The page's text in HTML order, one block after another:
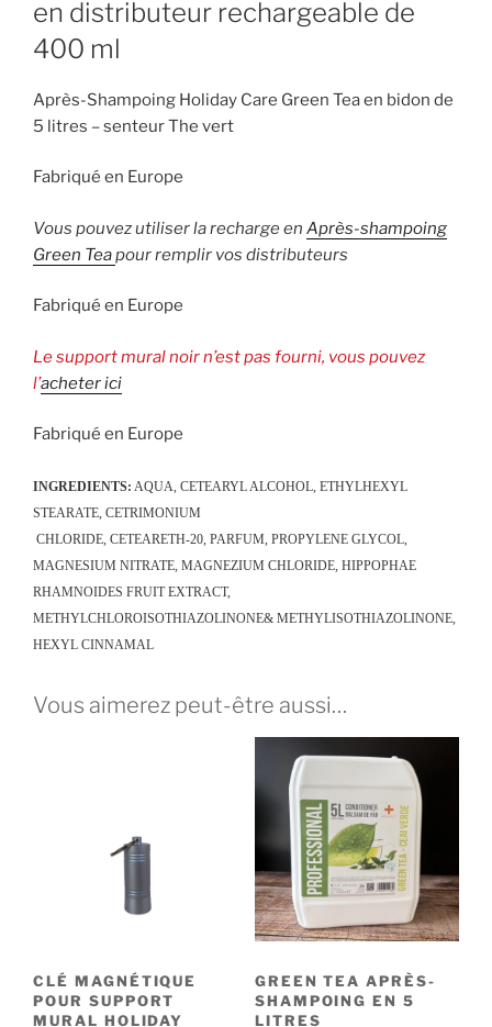
en distributeur rechargeable de
400 ml
Après-Shampoing Holiday Care Green Tea en bidon de
5 litres – senteur The vert
Fabriqué en Europe
Vous pouvez utiliser la recharge en Après-shampoing
Green Teapour remplir vos distributeurs
Fabriqué en Europe
Le support mural noir n’est pas fourni, vous pouvez
l’acheter ici
Fabriqué en Europe
INGREDIENTS: AQUA, CETEARYL ALCOHOL, ETHYLHEXYL
STEARATE, CETRIMONIUM
CHLORIDE, CETEARETH-20, PARFUM, PROPYLENE GLYCOL,
MAGNESIUM NITRATE, MAGNEZIUM CHLORIDE, HIPPOPHAE
RHAMNOIDES FRUIT EXTRACT,
METHYLCHLOROISOTHIAZOLINONE& METHYLISOTHIAZOLINONE,
HEXYL CINNAMAL
Vous aimerez peut-être aussi…
CLÉ MAGNÉTIQUE
POUR SUPPORT
MURAL HOLIDAY
GREEN TEA APRÈS-
SHAMPOING EN 5
LITRES